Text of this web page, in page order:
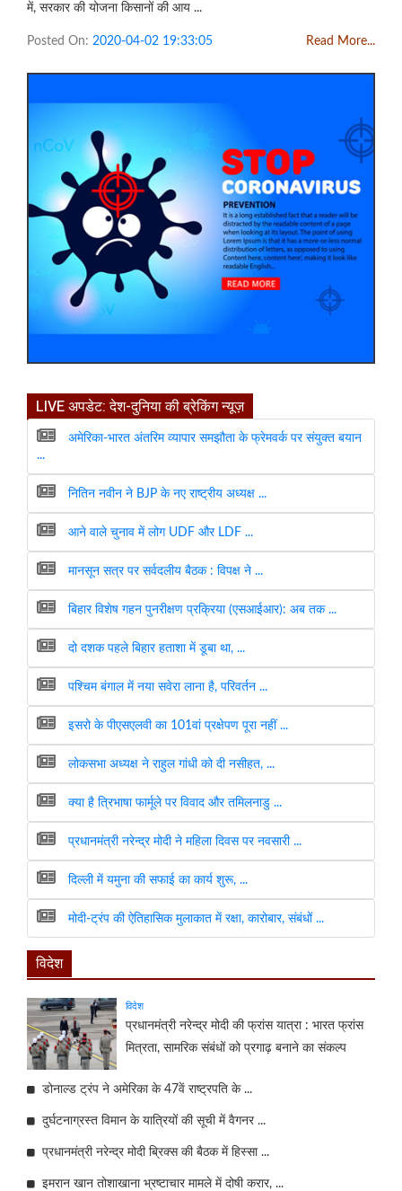
में, सरकार की योजना किसानों की आय ...
Posted On: 2020-04-02 19:33:05 Read More...
LIVE अपडेट: देश-दुनिया की ब्रेकिंग न्यूज़
अमेरिका-भारत अंतरिम व्यापार समझौता के फ्रेमवर्क पर संयुक्त बयान
...
नितिन नवीन ने BJP के नए राष्ट्रीय अध्यक्ष ...
आने वाले चुनाव में लोग UDF और LDF ...
मानसून सत्र पर सर्वदलीय बैठक : विपक्ष ने ...
बिहार विशेष गहन पुनरीक्षण प्रक्रिया (एसआईआर): अब तक ...
दो दशक पहले बिहार हताशा में डूबा था, ...
पश्चिम बंगाल में नया सवेरा लाना है, परिवर्तन ...
इसरो के पीएसएलवी का 101वां प्रक्षेपण पूरा नहीं ...
लोकसभा अध्यक्ष ने राहुल गांधी को दी नसीहत, ...
क्या है त्रिभाषा फार्मूले पर विवाद और तमिलनाडु ...
प्रधानमंत्री नरेन्द्र मोदी ने महिला दिवस पर नवसारी ...
दिल्ली में यमुना की सफाई का कार्य शुरू, ...
मोदी-ट्रंप की ऐतिहासिक मुलाकात में रक्षा, कारोबार, संबंधों ...
विदेश
विदेश
प्रधानमंत्री नरेन्द्र मोदी की फ्रांस यात्रा : भारत फ्रांस
मित्रता, सामरिक संबंधों को प्रगाढ़ बनाने का संकल्प
डोनाल्ड ट्रंप ने अमेरिका के 47वें राष्ट्रपति के ...
दुर्घटनाग्रस्त विमान के यात्रियों की सूची में वैगनर ...
प्रधानमंत्री नरेन्द्र मोदी ब्रिक्स की बैठक में हिस्सा ...
इमरान खान तोशाखाना भ्रष्टाचार मामले में दोषी करार, ...